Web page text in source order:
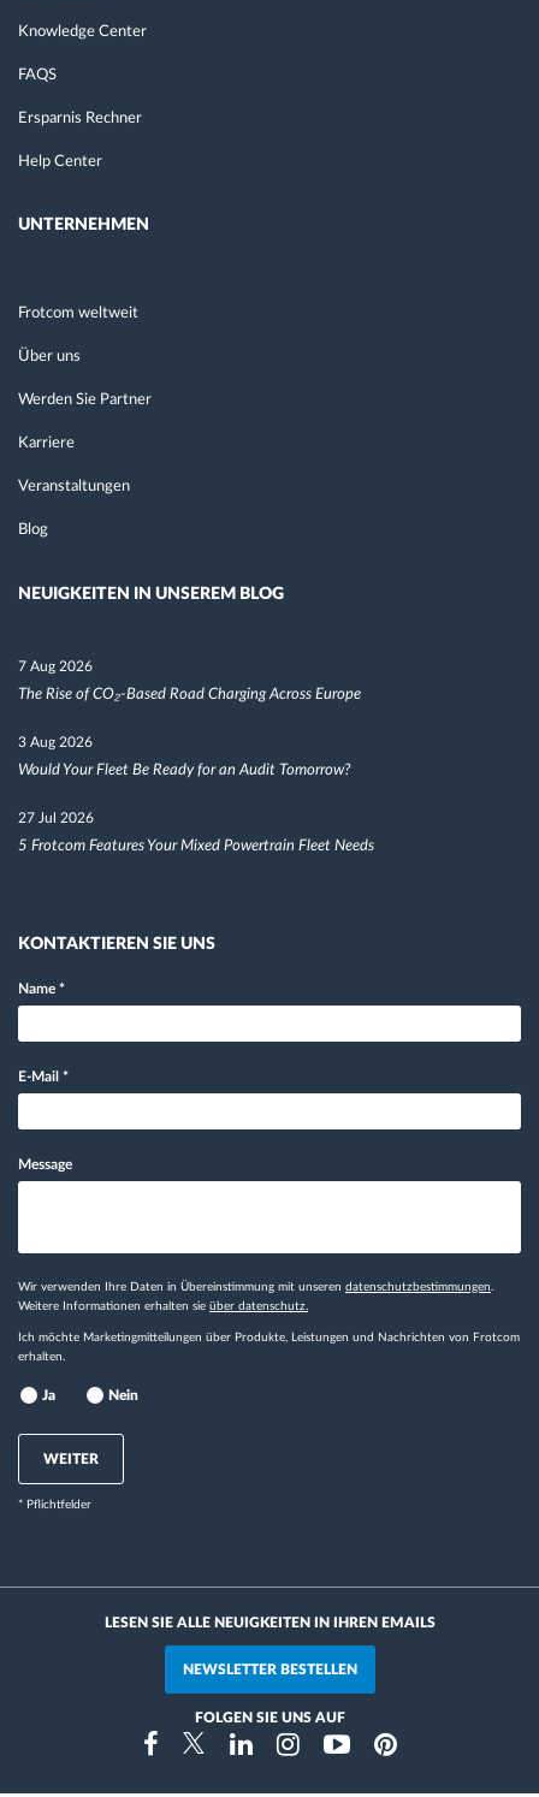
Knowledge Center
FAQS
Ersparnis Rechner
Help Center
UNTERNEHMEN
Frotcom weltweit
Über uns
Werden Sie Partner
Karriere
Veranstaltungen
Blog
NEUIGKEITEN IN UNSEREM BLOG
7 Aug 2026
The Rise of CO₂-Based Road Charging Across Europe
3 Aug 2026
Would Your Fleet Be Ready for an Audit Tomorrow?
27 Jul 2026
5 Frotcom Features Your Mixed Powertrain Fleet Needs
KONTAKTIEREN SIE UNS
Name *
E-Mail *
Message
Wir verwenden Ihre Daten in Übereinstimmung mit unseren datenschutzbestimmungen
Weitere Informationen erhalten sie über datenschutz.
Ich möchte Marketingmitteilungen über Produkte, Leistungen und Nachrichten von Frotcom
erhalten.
Ja Nein
WEITER
* Pflichtfelder
LESEN SIE ALLE NEUIGKEITEN IN IHREN EMAILS
NEWSLETTER BESTELLEN
FOLGEN SIE UNS AUF
FacebookTwitterLinkedinInstragramYoutubePinterest